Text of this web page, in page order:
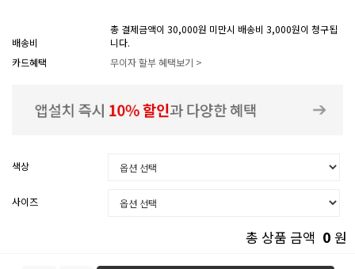
배송비
총 결제금액이 30,000원 미만시 배송비 3,000원이 청구됩
니다.
카드혜택
무이자 할부 혜택보기 >
색상
사이즈
총 상품 금액 0 원